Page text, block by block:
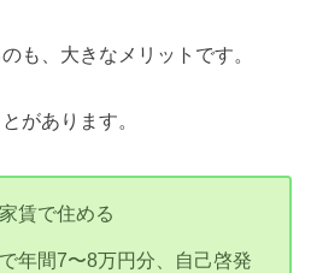
も、大きなメリットです。
があります。
賃で住める
年間7〜8万円分、自己啓発